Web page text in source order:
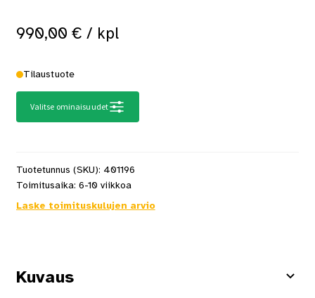
990,00 € / kpl
Tilaustuote
Valitse ominaisuudet
Tuotetunnus (SKU): 401196
Toimitusaika: 6-10 viikkoa
Laske toimituskulujen arvio
Kuvaus